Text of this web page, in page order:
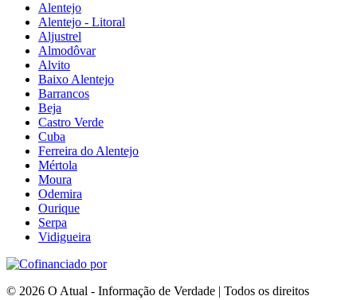
Alentejo
Alentejo - Litoral
Aljustrel
Almodôvar
Alvito
Baixo Alentejo
Barrancos
Beja
Castro Verde
Cuba
Ferreira do Alentejo
Mértola
Moura
Odemira
Ourique
Serpa
Vidigueira
© 2026 O Atual - Informação de Verdade | Todos os direitos